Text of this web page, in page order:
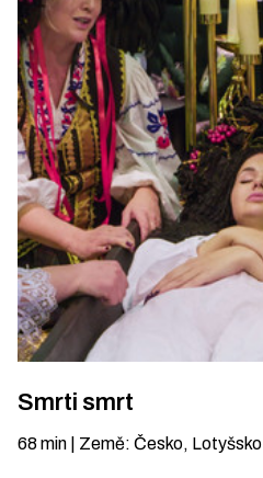
Smrti smrt
68min Země: Česko, Lotyšsko